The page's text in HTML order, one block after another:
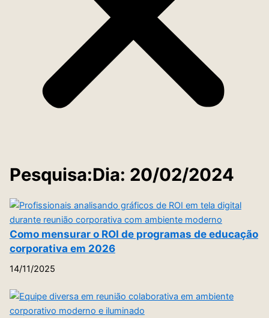
Pesquisa:Dia: 20/02/2024
Como mensurar o ROI de programas de educação
corporativa em 2026
14/11/2025